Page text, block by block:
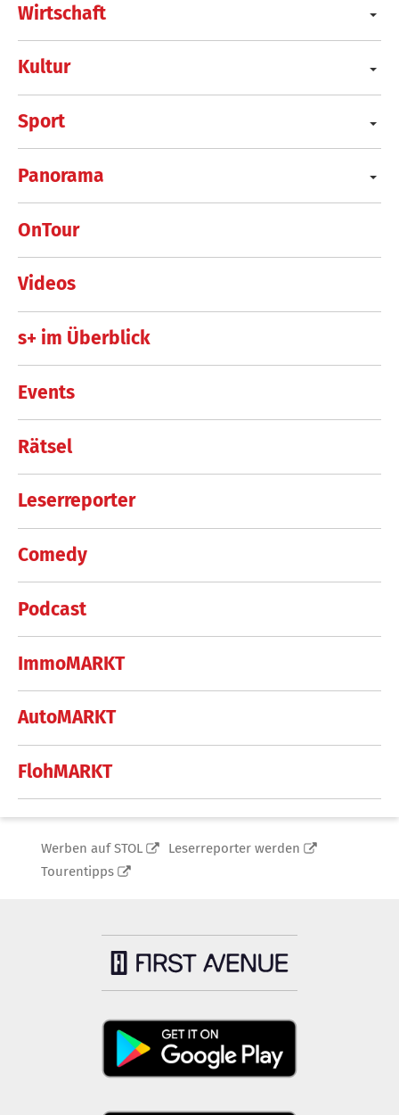
Wirtschaft
Kultur
Sport
Panorama
OnTour
Videos
s+ im Überblick
Events
Rätsel
Leserreporter
Comedy
Podcast
ImmoMARKT
AutoMARKT
FlohMARKT
Werben auf STOL
Leserreporter werden
Tourentipps